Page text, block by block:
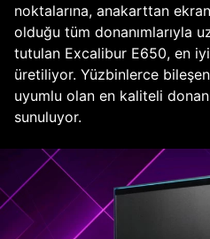
noktalarına, anakarttan
olduğu tüm donanımlarıyla
tutulan Excalibur E650, en
üretiliyor. Yüzbinlerce
uyumlu olan en kaliteli
sunuluyor.